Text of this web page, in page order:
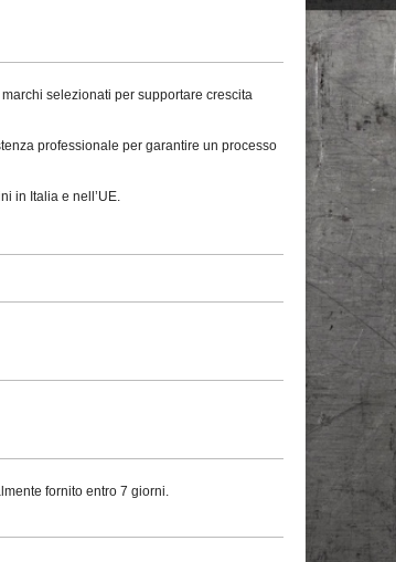
selezionati per supportare crescita
professionale per garantire un processo
in Italia e nell’UE.
fornito entro 7 giorni.